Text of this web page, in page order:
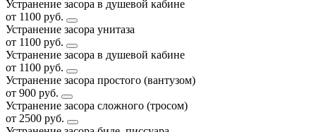
Устранение засора в душевой кабине
от 1100 руб.
Устранение засора унитаза
от 1100 руб.
Устранение засора в душевой кабине
от 1100 руб.
Устранение засора простого (вантузом)
от 900 руб.
Устранение засора сложного (тросом)
от 2500 руб.